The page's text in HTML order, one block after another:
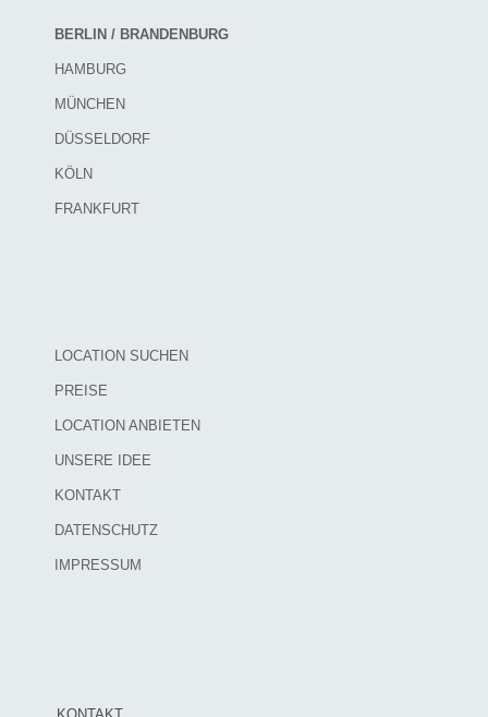
BERLIN / BRANDENBURG
HAMBURG
MÜNCHEN
DÜSSELDORF
KÖLN
FRANKFURT
LOCATION SUCHEN
PREISE
LOCATION ANBIETEN
UNSERE IDEE
KONTAKT
DATENSCHUTZ
IMPRESSUM